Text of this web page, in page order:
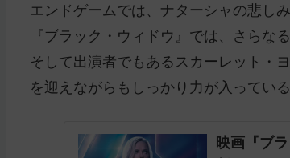
エンドゲームでは、ナターシャの悲し
『ブラック・ウィドウ』では、さらな
そして出演者でもあるスカーレット・
を迎えながらもしっかり力が入っている
映画『ブ